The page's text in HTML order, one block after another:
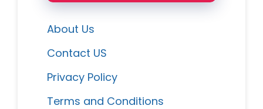
About Us
Contact US
Privacy Policy
Terms and Conditions